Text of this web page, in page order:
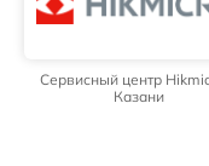
Сервисный центр
Казани